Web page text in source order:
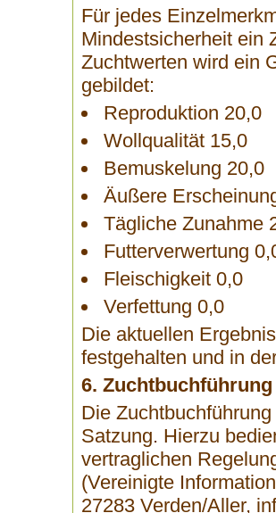
Für jedes
Mindestsicherheit ein
Zuchtwerten wird ein
gebildet:
Reproduktion 20,0
Wollqualität 15,0
Bemuskelung 20,0
Äußere
Tägliche Zunahme
Futterverwertung
Fleischigkeit 0,0
Verfettung 0,0
Die aktuellen
festgehalten und in
6. Zuchtbuchführung
Die
Satzung. Hierzu
vertraglichen
(Vereinigte
27283 Verden/Aller,